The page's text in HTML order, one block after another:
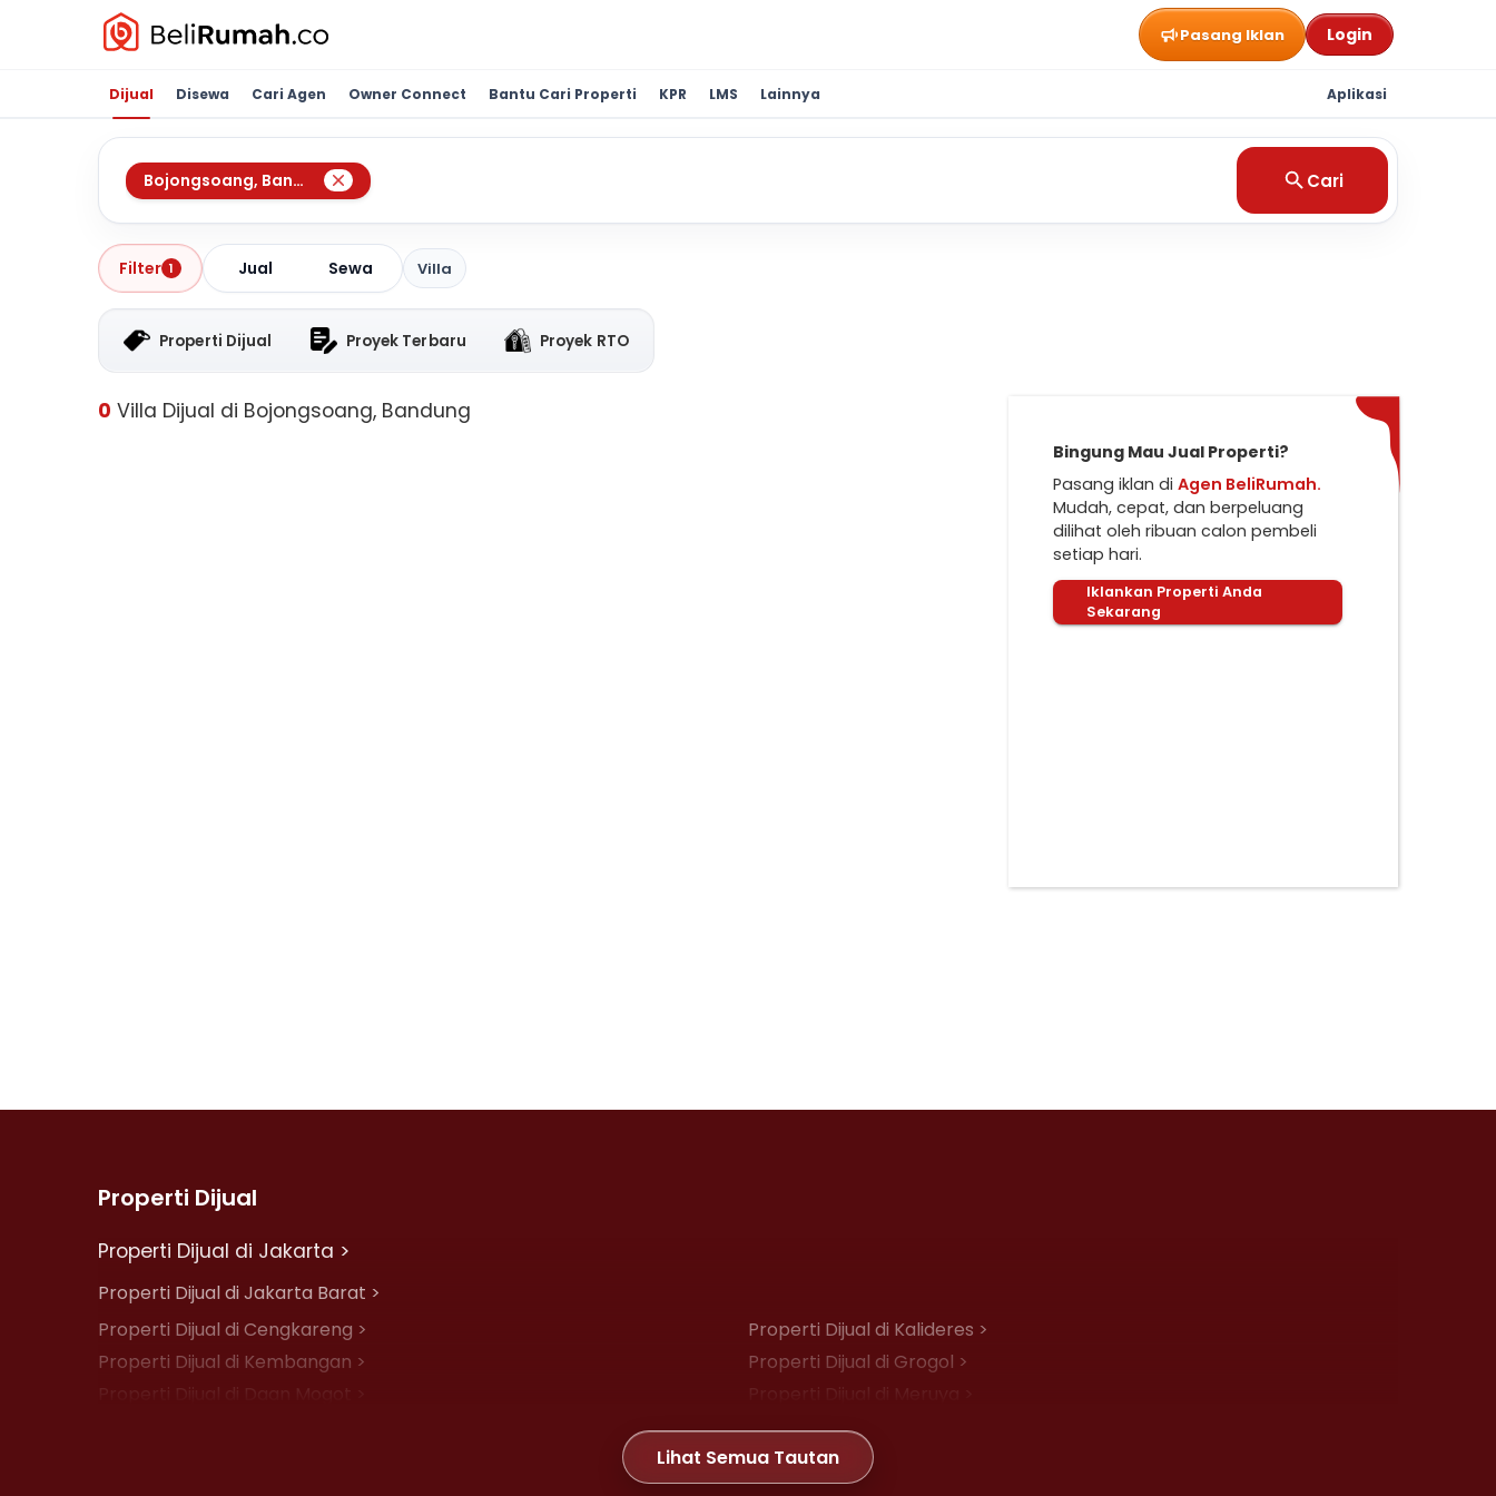
Pasang Iklan Login
Dijual Disewa Cari Agen Owner Connect Bantu Cari Properti KPR LMS Lainnya Aplikasi
Bojongsoang, Bandung Cari
Filter 1 Jual Sewa Villa
Properti Dijual Proyek Terbaru Proyek RTO
0 Villa Dijual di Bojongsoang, Bandung
Bingung Mau Jual Properti?
Pasang iklan di Agen BeliRumah.
Mudah, cepat, dan berpeluang
dilihat oleh ribuan calon pembeli
setiap hari.
Iklankan Properti Anda
Sekarang
Properti Dijual
Properti Dijual di Jakarta >
Properti Dijual di Jakarta Barat >
Properti Dijual di Cengkareng >
Properti Dijual di Kalideres >
Properti Dijual di Kembangan >
Properti Dijual di Grogol >
Properti Dijual di Daan Mogot >
Properti Dijual di Meruya >
Properti Dijual di Joglo >
Lihat Semua Tautan